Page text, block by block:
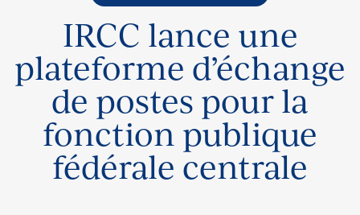
IRCC lance une
plateforme d’échange
de postes pour la
fonction publique
fédérale centrale